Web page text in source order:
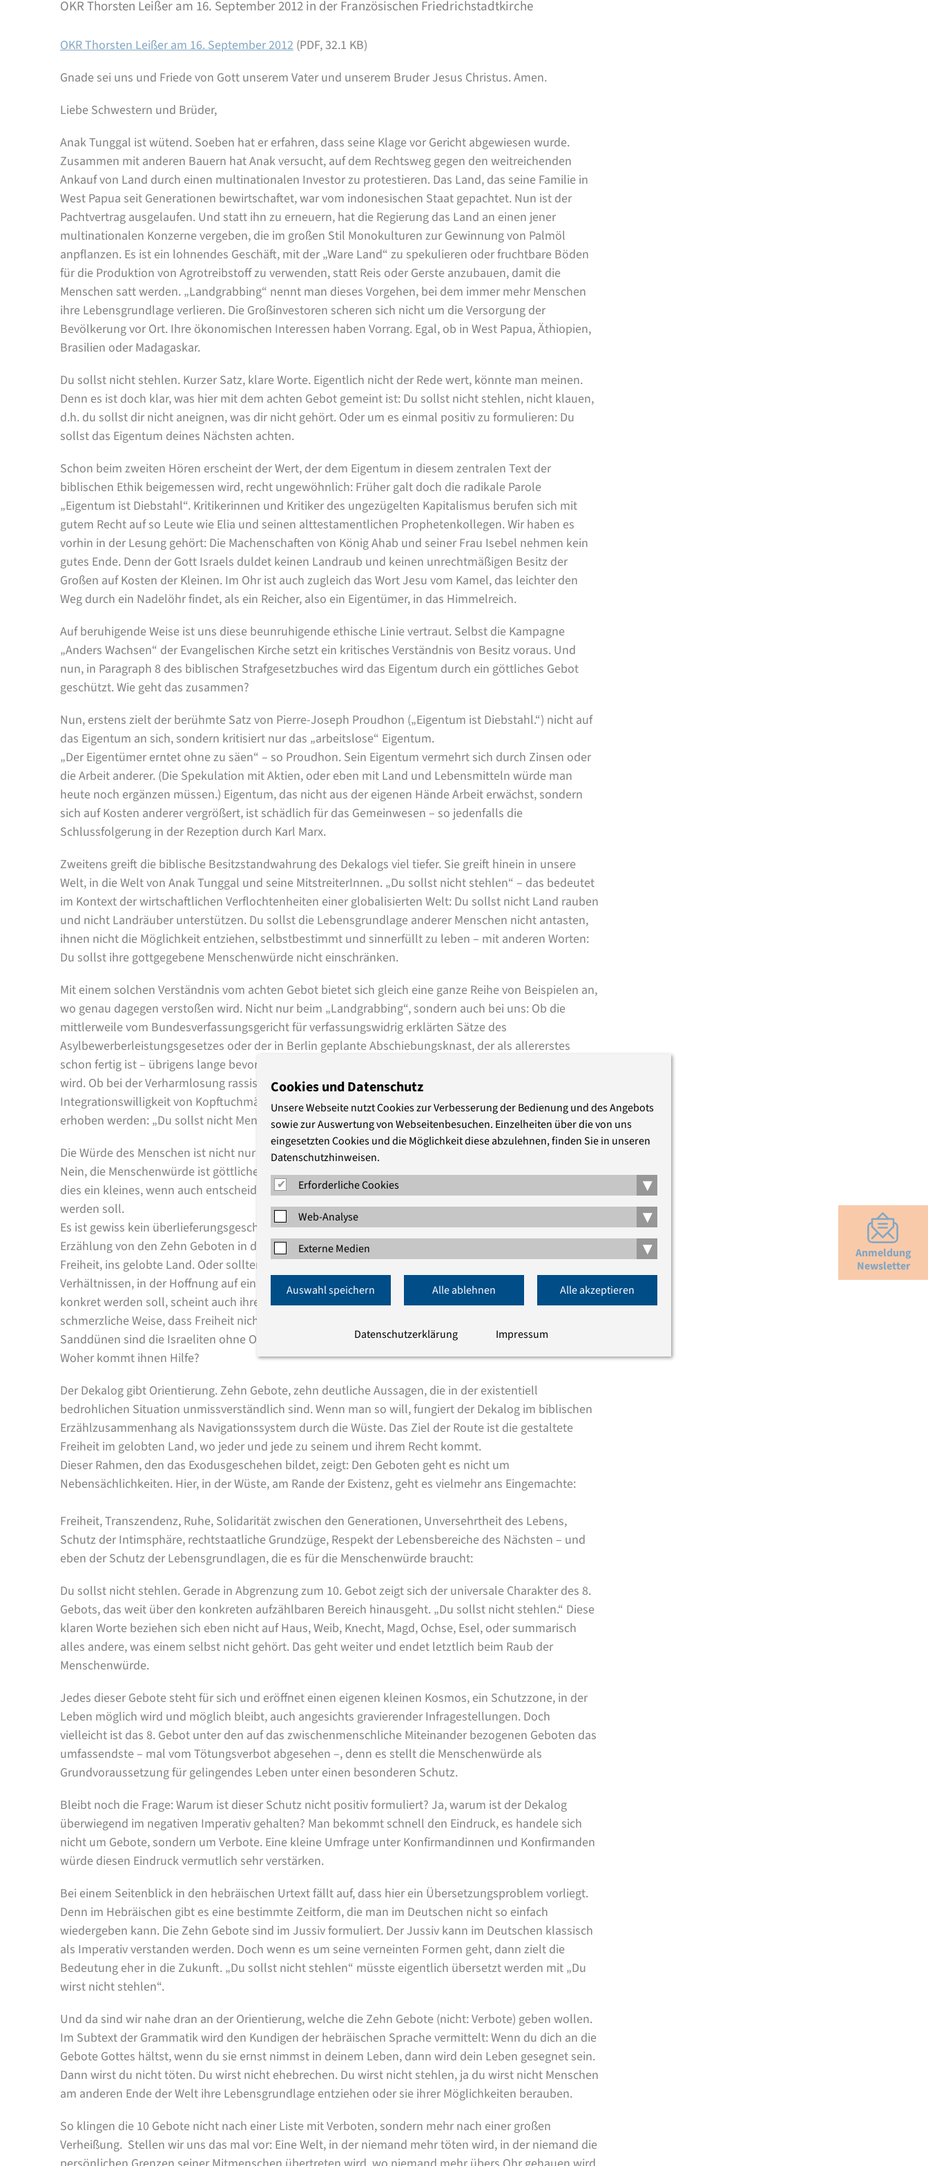
OKR Thorsten Leißer am 16. September 2012 in der Französischen Friedrichstadtkirche
OKR Thorsten Leißer am 16. September 2012 (PDF, 32.1 KB)
Gnade sei uns und Friede von Gott unserem Vater und unserem Bruder Jesus Christus. Amen.
Liebe Schwestern und Brüder,
Anak Tunggal ist wütend. Soeben hat er erfahren, dass seine Klage vor Gericht abgewiesen wurde.
Zusammen mit anderen Bauern hat Anak versucht, auf dem Rechtsweg gegen den weitreichenden
Ankauf von Land durch einen multinationalen Investor zu protestieren. Das Land, das seine Familie in
West Papua seit Generationen bewirtschaftet, war vom indonesischen Staat gepachtet. Nun ist der
Pachtvertrag ausgelaufen. Und statt ihn zu erneuern, hat die Regierung das Land an einen jener
multinationalen Konzerne vergeben, die im großen Stil Monokulturen zur Gewinnung von Palmöl
anpflanzen. Es ist ein lohnendes Geschäft, mit der „Ware Land“ zu spekulieren oder fruchtbare Böden
für die Produktion von Agrotreibstoff zu verwenden, statt Reis oder Gerste anzubauen, damit die
Menschen satt werden. „Landgrabbing“ nennt man dieses Vorgehen, bei dem immer mehr Menschen
ihre Lebensgrundlage verlieren. Die Großinvestoren scheren sich nicht um die Versorgung der
Bevölkerung vor Ort. Ihre ökonomischen Interessen haben Vorrang. Egal, ob in West Papua, Äthiopien,
Brasilien oder Madagaskar.
Du sollst nicht stehlen. Kurzer Satz, klare Worte. Eigentlich nicht der Rede wert, könnte man meinen.
Denn es ist doch klar, was hier mit dem achten Gebot gemeint ist: Du sollst nicht stehlen, nicht klauen,
d.h. du sollst dir nicht aneignen, was dir nicht gehört. Oder um es einmal positiv zu formulieren: Du
sollst das Eigentum deines Nächsten achten.
Schon beim zweiten Hören erscheint der Wert, der dem Eigentum in diesem zentralen Text der
biblischen Ethik beigemessen wird, recht ungewöhnlich: Früher galt doch die radikale Parole
„Eigentum ist Diebstahl“. Kritikerinnen und Kritiker des ungezügelten Kapitalismus berufen sich mit
gutem Recht auf so Leute wie Elia und seinen alttestamentlichen Prophetenkollegen. Wir haben es
vorhin in der Lesung gehört: Die Machenschaften von König Ahab und seiner Frau Isebel nehmen kein
gutes Ende. Denn der Gott Israels duldet keinen Landraub und keinen unrechtmäßigen Besitz der
Großen auf Kosten der Kleinen. Im Ohr ist auch zugleich das Wort Jesu vom Kamel, das leichter den
Weg durch ein Nadelöhr findet, als ein Reicher, also ein Eigentümer, in das Himmelreich.
Auf beruhigende Weise ist uns diese beunruhigende ethische Linie vertraut. Selbst die Kampagne
„Anders Wachsen“ der Evangelischen Kirche setzt ein kritisches Verständnis von Besitz voraus. Und
nun, in Paragraph 8 des biblischen Strafgesetzbuches wird das Eigentum durch ein göttliches Gebot
geschützt. Wie geht das zusammen?
Nun, erstens zielt der berühmte Satz von Pierre-Joseph Proudhon („Eigentum ist Diebstahl.“) nicht auf
das Eigentum an sich, sondern kritisiert nur das „arbeitslose“ Eigentum.
„Der Eigentümer erntet ohne zu säen“ – so Proudhon. Sein Eigentum vermehrt sich durch Zinsen oder
die Arbeit anderer. (Die Spekulation mit Aktien, oder eben mit Land und Lebensmitteln würde man
heute noch ergänzen müssen.) Eigentum, das nicht aus der eigenen Hände Arbeit erwächst, sondern
sich auf Kosten anderer vergrößert, ist schädlich für das Gemeinwesen – so jedenfalls die
Schlussfolgerung in der Rezeption durch Karl Marx.
Zweitens greift die biblische Besitzstandwahrung des Dekalogs viel tiefer. Sie greift hinein in unsere
Welt, in die Welt von Anak Tunggal und seine MitstreiterInnen. „Du sollst nicht stehlen“ – das bedeutet
im Kontext der wirtschaftlichen Verflochtenheiten einer globalisierten Welt: Du sollst nicht Land rauben
und nicht Landräuber unterstützen. Du sollst die Lebensgrundlage anderer Menschen nicht antasten,
ihnen nicht die Möglichkeit entziehen, selbstbestimmt und sinnerfüllt zu leben – mit anderen Worten:
Du sollst ihre gottgegebene Menschenwürde nicht einschränken.
Mit einem solchen Verständnis vom achten Gebot bietet sich gleich eine ganze Reihe von Beispielen an,
wo genau dagegen verstoßen wird. Nicht nur beim „Landgrabbing“, sondern auch bei uns: Ob die
mittlerweile vom Bundesverfassungsgericht für verfassungswidrig erklärten Sätze des
Asylbewerberleistungsgesetzes oder der in Berlin geplante Abschiebungsknast, der als allererstes
schon fertig ist – übrigens lange bevor überhaupt feststeht, wann der neue Großflughafen eröffnet
wird. Ob bei der Verharmlosung rassistischer Gewalt als „Döner-Morde“ oder bei der Debatte um die
Integrationswilligkeit von Kopftuchmädchen. In all diesen Debatte muss immer wieder das achte Gebot
erhoben werden: „Du sollst nicht Menschenwürde stehlen.“
Die Würde des Menschen ist nicht nur unantastbar, wie es etwa das deutsche Grundgesetz konstatiert.
Nein, die Menschenwürde ist göttlichen Ursprungs. Zumindest für uns als Christinnen und Christen ist
dies ein kleines, wenn auch entscheidendes Detail bei der Frage dessen, was eigentlich nicht gestohlen
werden soll.
Es ist gewiss kein überlieferungsgeschichtlicher Zufall, dass die priesterlichen Komponisten die
Erzählung von den Zehn Geboten in der Wüste verorten. Das Gottesvolk ist gerade auf dem Weg in die
Freiheit, ins gelobte Land. Oder sollten wir besser sagen: auf der Flucht vor bedrückenden
Verhältnissen, in der Hoffnung auf ein besseres Leben? Wie das mit der Freiheit aber so ist: Wenn sie
konkret werden soll, scheint auch ihre bedrohliche Seite auf. In der Wüste bewahrheitet es sich auf
schmerzliche Weise, dass Freiheit nicht mit Beliebigkeit verwechselt werden darf. Im Angesicht der
Sanddünen sind die Israeliten ohne Orientierung verloren. Sie heben ihre Augen auf zu den Bergen.
Woher kommt ihnen Hilfe?
Der Dekalog gibt Orientierung. Zehn Gebote, zehn deutliche Aussagen, die in der existentiell
bedrohlichen Situation unmissverständlich sind. Wenn man so will, fungiert der Dekalog im biblischen
Erzählzusammenhang als Navigationssystem durch die Wüste. Das Ziel der Route ist die gestaltete
Freiheit im gelobten Land, wo jeder und jede zu seinem und ihrem Recht kommt.
Dieser Rahmen, den das Exodusgeschehen bildet, zeigt: Den Geboten geht es nicht um
Nebensächlichkeiten. Hier, in der Wüste, am Rande der Existenz, geht es vielmehr ans Eingemachte:
Freiheit, Transzendenz, Ruhe, Solidarität zwischen den Generationen, Unversehrtheit des Lebens,
Schutz der Intimsphäre, rechtstaatliche Grundzüge, Respekt der Lebensbereiche des Nächsten – und
eben der Schutz der Lebensgrundlagen, die es für die Menschenwürde braucht:
Du sollst nicht stehlen. Gerade in Abgrenzung zum 10. Gebot zeigt sich der universale Charakter des 8.
Gebots, das weit über den konkreten aufzählbaren Bereich hinausgeht. „Du sollst nicht stehlen.“ Diese
klaren Worte beziehen sich eben nicht auf Haus, Weib, Knecht, Magd, Ochse, Esel, oder summarisch
alles andere, was einem selbst nicht gehört. Das geht weiter und endet letztlich beim Raub der
Menschenwürde.
Jedes dieser Gebote steht für sich und eröffnet einen eigenen kleinen Kosmos, ein Schutzzone, in der
Leben möglich wird und möglich bleibt, auch angesichts gravierender Infragestellungen. Doch
vielleicht ist das 8. Gebot unter den auf das zwischenmenschliche Miteinander bezogenen Geboten das
umfassendste – mal vom Tötungsverbot abgesehen –, denn es stellt die Menschenwürde als
Grundvoraussetzung für gelingendes Leben unter einen besonderen Schutz.
Bleibt noch die Frage: Warum ist dieser Schutz nicht positiv formuliert? Ja, warum ist der Dekalog
überwiegend im negativen Imperativ gehalten? Man bekommt schnell den Eindruck, es handele sich
nicht um Gebote, sondern um Verbote. Eine kleine Umfrage unter Konfirmandinnen und Konfirmanden
würde diesen Eindruck vermutlich sehr verstärken.
Bei einem Seitenblick in den hebräischen Urtext fällt auf, dass hier ein Übersetzungsproblem vorliegt.
Denn im Hebräischen gibt es eine bestimmte Zeitform, die man im Deutschen nicht so einfach
wiedergeben kann. Die Zehn Gebote sind im Jussiv formuliert. Der Jussiv kann im Deutschen klassisch
als Imperativ verstanden werden. Doch wenn es um seine verneinten Formen geht, dann zielt die
Bedeutung eher in die Zukunft. „Du sollst nicht stehlen“ müsste eigentlich übersetzt werden mit „Du
wirst nicht stehlen“.
Und da sind wir nahe dran an der Orientierung, welche die Zehn Gebote (nicht: Verbote) geben wollen.
Im Subtext der Grammatik wird den Kundigen der hebräischen Sprache vermittelt: Wenn du dich an die
Gebote Gottes hältst, wenn du sie ernst nimmst in deinem Leben, dann wird dein Leben gesegnet sein.
Dann wirst du nicht töten. Du wirst nicht ehebrechen. Du wirst nicht stehlen, ja du wirst nicht Menschen
am anderen Ende der Welt ihre Lebensgrundlage entziehen oder sie ihrer Möglichkeiten berauben.
So klingen die 10 Gebote nicht nach einer Liste mit Verboten, sondern mehr nach einer großen
Verheißung. Stellen wir uns das mal vor: Eine Welt, in der niemand mehr töten wird, in der niemand die
Anmeldung
Newsletter
Cookies und Datenschutz
Unsere Webseite nutzt Cookies zur Verbesserung der Bedienung und des Angebots
sowie zur Auswertung von Webseitenbesuchen. Einzelheiten über die von uns
eingesetzten Cookies und die Möglichkeit diese abzulehnen, finden Sie in unseren
Datenschutzhinweisen.
Erforderliche Cookies
▾
Web-Analyse ▾
Externe Medien ▾
Auswahl speichern Alle ablehnen Alle akzeptieren
Datenschutzerklärung Impressum